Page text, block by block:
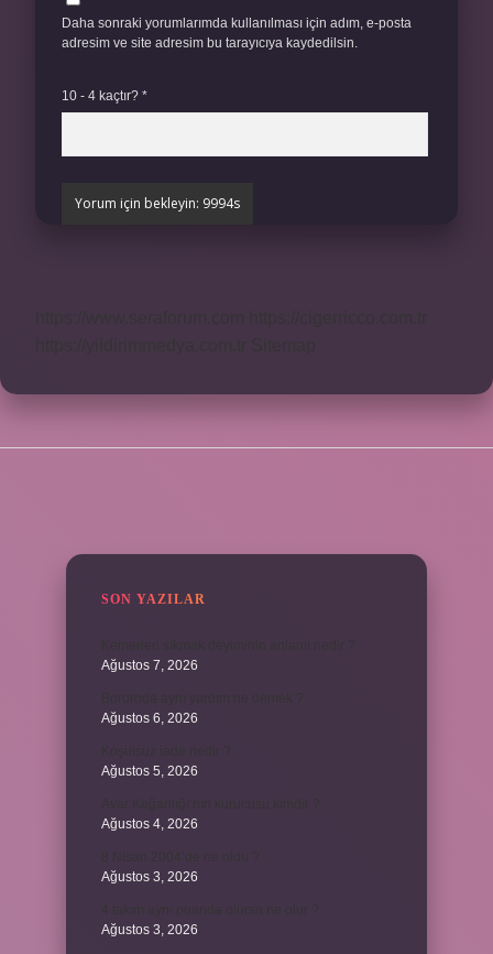
Daha sonraki yorumlarımda kullanılması için adım, e-posta
adresim ve site adresim bu tarayıcıya kaydedilsin.
10 - 4 kaçtır? *
SON YAZILAR
Ağustos 7, 2026
Ağustos 6, 2026
Ağustos 5, 2026
Ağustos 4, 2026
Ağustos 3, 2026
Ağustos 3, 2026